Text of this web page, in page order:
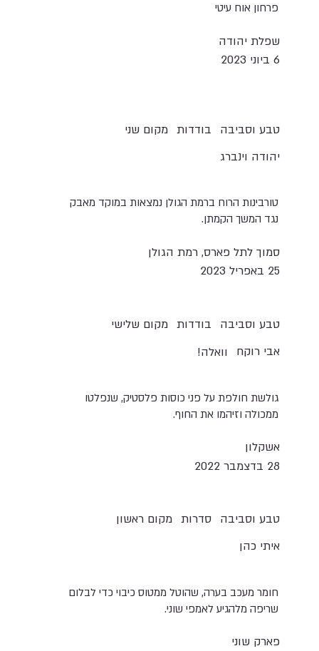
פרחון אוח עיטי
שפלת יהודה
6 ביוני 2023
מקום שני בודדות
טבע וסביבה
יהודה וינברג
טורבינות הרוח ברמת הגולן נמצאות במוקד מאבק
נגד המשך הקמתן.
סמוך לתל פארס, רמת הגולן
25 באפריל 2023
מקום שלישי בודדות
טבע וסביבה
וואלה!
אבי רוקח
גולשת חולפת על פני כוסות פלסטיק, שנפלטו
ממכולה וזיהמו את החוף.
אשקלון
28 בדצמבר 2022
מקום ראשון סדרות טבע וסביבה
איתי כהן
חומר מעכב בערה, שהוטל ממטוס כיבוי כדי לבלום
שריפה מלהגיע לאמפי שוני.
פארק שוני